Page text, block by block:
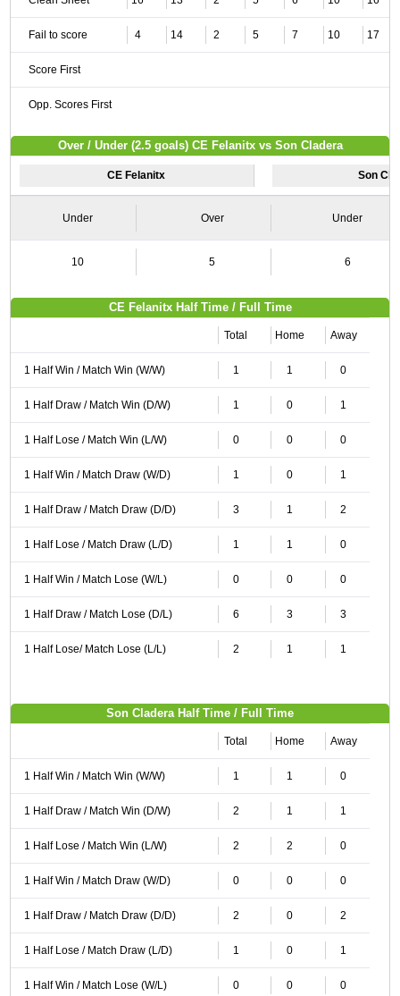
Fail to score 4 14 2 5 7 10 17
Score First
Opp. Scores First
Over / Under (2.5 goals) CE Felanitx vs Son Cladera
CE Felanitx Son
Under Over Under
10 5 6
CE Felanitx Half Time / Full Time
Total Home Away
1 Half Win / Match Win (W/W) 1 1 0
1 Half Draw / Match Win (D/W) 1 0 1
1 Half Lose / Match Win (L/W) 0 0 0
1 Half Win / Match Draw (W/D) 1 0 1
1 Half Draw / Match Draw (D/D) 3 1 2
1 Half Lose / Match Draw (L/D) 1 1 0
1 Half Win / Match Lose (W/L) 0 0 0
1 Half Draw / Match Lose (D/L) 6 3 3
1 Half Lose/ Match Lose (L/L) 2 1 1
Son Cladera Half Time / Full Time
Total Home Away
1 Half Win / Match Win (W/W) 1 1 0
1 Half Draw / Match Win (D/W) 2 1 1
1 Half Lose / Match Win (L/W) 2 2 0
1 Half Win / Match Draw (W/D) 0 0 0
1 Half Draw / Match Draw (D/D) 2 0 2
1 Half Lose / Match Draw (L/D) 1 0 1
1 Half Win / Match Lose (W/L) 0 0 0